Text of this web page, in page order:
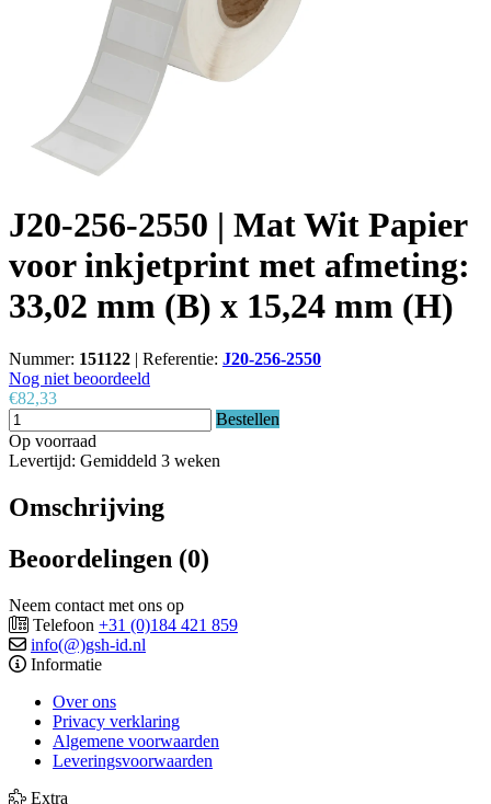
J20-256-2550 | Mat Wit Papier
voor inkjetprint met afmeting:
33,02 mm (B) x 15,24 mm (H)
Nummer: 151122 | Referentie: J20-256-2550
Nog niet beoordeeld
€82,33
Bestellen
Op voorraad
Levertijd: Gemiddeld 3 weken
Omschrijving
Beoordelingen (0)
Neem contact met ons op
Telefoon +31 (0)184 421 859
info(@)gsh-id.nl
Informatie
Over ons
Privacy verklaring
Algemene voorwaarden
Leveringsvoorwaarden
Extra